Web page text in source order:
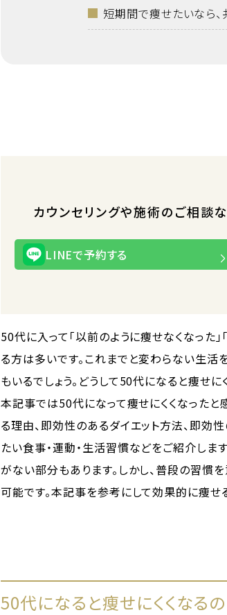
短期間で痩せたいなら
カウンセリングや施術のご相談
LINEで予約する
50代に入って「以前のように痩せなくなった
る方は多いです。これまでと変わらない生活
もいるでしょう。どうして50代になると痩せに
本記事では50代になって痩せにくくなったと
る理由、即効性のあるダイエット方法、即効
たい食事・運動・生活習慣などをご紹介しま
がない部分もあります。しかし、普段の習慣
可能です。本記事を参考にして効果的に痩せ
50代になると痩せにくくなる